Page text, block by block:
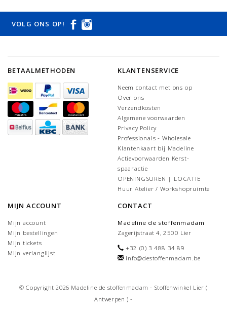
VOLG ONS OP!
BETAALMETHODEN KLANTENSERVICE
Neem contact met ons op
Over ons
Verzendkosten
Algemene voorwaarden
Privacy Policy
Professionals - Wholesale
Klantenkaart bij Madeline
Actievoorwaarden Kerst-
spaaractie
OPENINGSUREN | LOCATIE
Huur Atelier / Workshopruimte
MIJN ACCOUNT
Mijn account
Mijn bestellingen
Mijn tickets
Mijn verlanglijst
CONTACT
Madeline de stoffenmadam
Zagerijstraat 4, 2500 Lier
+32 (0) 3 488 34 89
info@destoffenmadam.be
© Copyright 2026 Madeline de stoffenmadam - Stoffenwinkel Lier (
Antwerpen ) -